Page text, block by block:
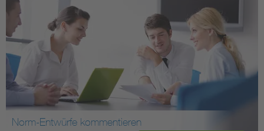
Norm-Entwürfe kommentieren